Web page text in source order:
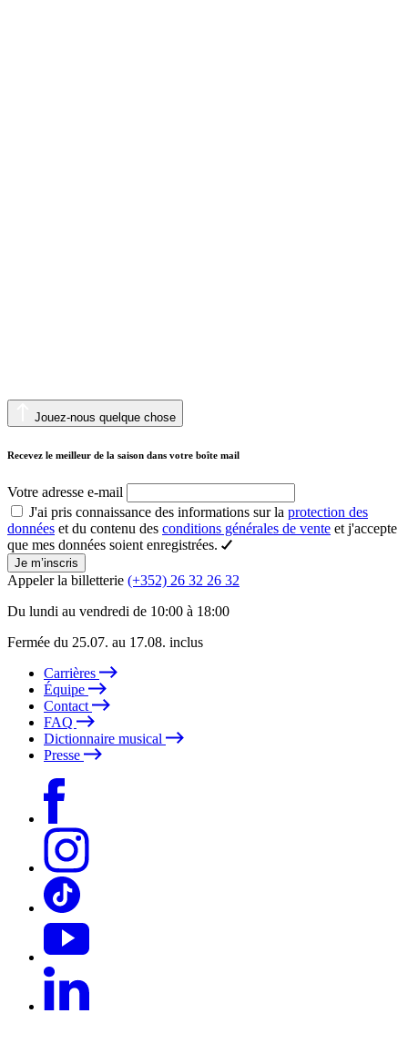
Jouez-nous quelque chose
Recevez le meilleur de la saison dans votre boîte mail
Votre adresse e-mail
J'ai pris connaissance des informations sur la protection des
données et du contenu des conditions générales de vente et j'accepte
que mes données soient enregistrées.
Je m’inscris
Appeler la billetterie (+352) 26 32 26 32
Du lundi au vendredi de 10:00 à 18:00
Fermée du 25.07. au 17.08. inclus
Carrières
Équipe
Contact
FAQ
Dictionnaire musical
Presse